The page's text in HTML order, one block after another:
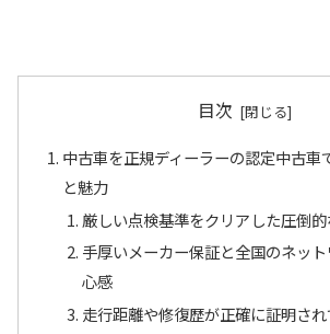
目次
中古車を正規ディーラーの認定中古車
と魅力
厳しい点検基準をクリアした圧倒
手厚いメーカー保証と全国のネッ
心感
走行距離や修復歴が正確に証明さ